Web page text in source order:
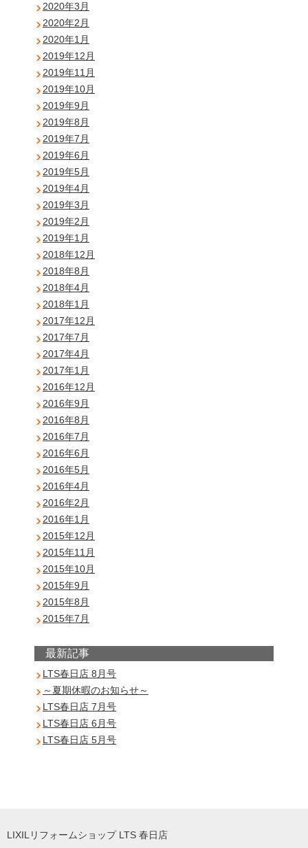
2020年3月
2020年2月
2020年1月
2019年12月
2019年11月
2019年10月
2019年9月
2019年8月
2019年7月
2019年6月
2019年5月
2019年4月
2019年3月
2019年2月
2019年1月
2018年12月
2018年8月
2018年4月
2018年1月
2017年12月
2017年7月
2017年4月
2017年1月
2016年12月
2016年9月
2016年8月
2016年7月
2016年6月
2016年5月
2016年4月
2016年2月
2016年1月
2015年12月
2015年11月
2015年10月
2015年9月
2015年8月
2015年7月
最新記事
LTS春日店 8月号
～夏期休暇のお知らせ～
LTS春日店 7月号
LTS春日店 6月号
LTS春日店 5月号
LIXILリフォームショップ LTS 春日店